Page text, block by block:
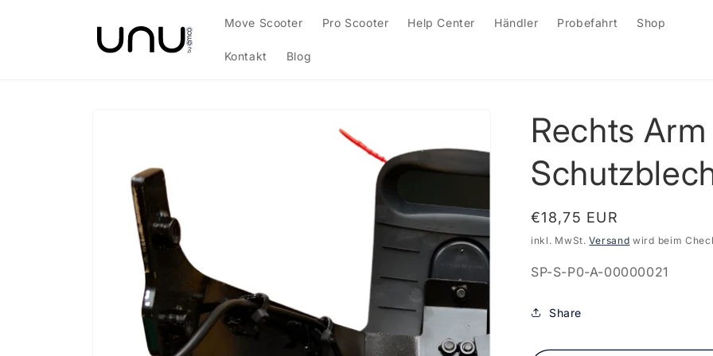
Move Scooter Pro Scooter Help Center Händler Probefahrt Shop
Kontakt Blog
Rechts
Normaler
Preis
€18,75 EUR
inkl. MwSt.Versand wird beim
SKU:
SP-S-P0-A-00000021
Share